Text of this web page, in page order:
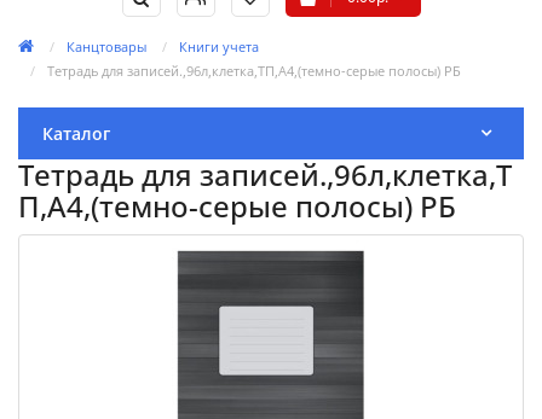
Канцтовары
Книги учета
Тетрадь для записей.,96л,клетка,ТП,А4,(темно-серые полосы) РБ
Каталог
Тетрадь для записей.,96л,клетка,Т
П,А4,(темно-серые полосы) РБ